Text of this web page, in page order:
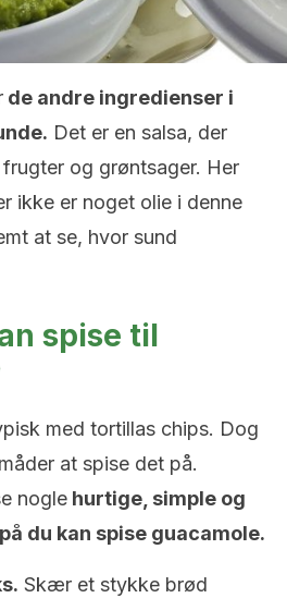
de andre ingredienser i
Det er en salsa, der
og grøntsager. Her
ikke er noget olie i denne
at se, hvor sund
spise til
med tortillas chips. Dog
at spise det på.
nogle hurtige, simple og
du kan spise guacamole.
Skær et stykke brød